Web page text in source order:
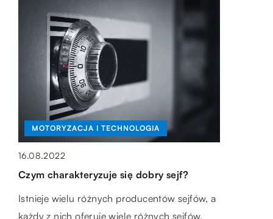
MOTORYZACJA I TECHNOLOGIA
16.08.2022
Czym charakteryzuje się dobry sejf?
Istnieje wielu różnych producentów sejfów, a
każdy z nich oferuje wiele różnych sejfów.
BIZNES + RYNEK I FINANSE
13.11.2022
W jaki sposób przebiega proces
zatrudnienia pracownika z zagranicy
Pierwszym krokiem jest znalezienie
odpowiedniej osoby na dane stanowisko.